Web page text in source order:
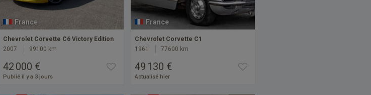
France
Chevrolet Corvette C6 Victory Edition
2007
99100 km
42 000 €
Publié il y a 3 jours
France
Chevrolet Corvette C1
1961
77600 km
49 130 €
Actualisé hier